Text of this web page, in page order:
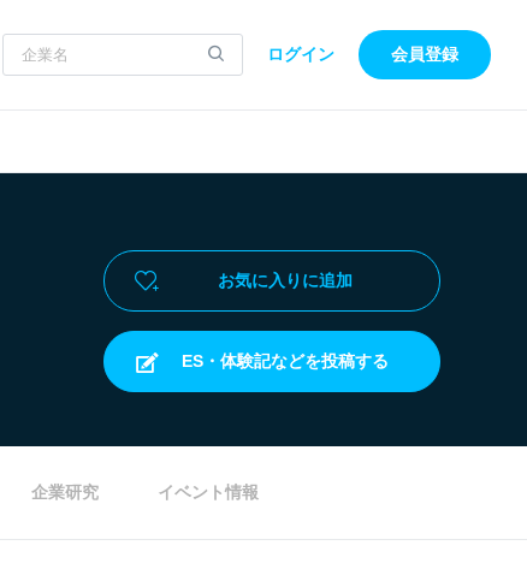
ログイン 会員登録
お気に入りに追加
ES・体験記などを投稿する
企業研究 イベント情報